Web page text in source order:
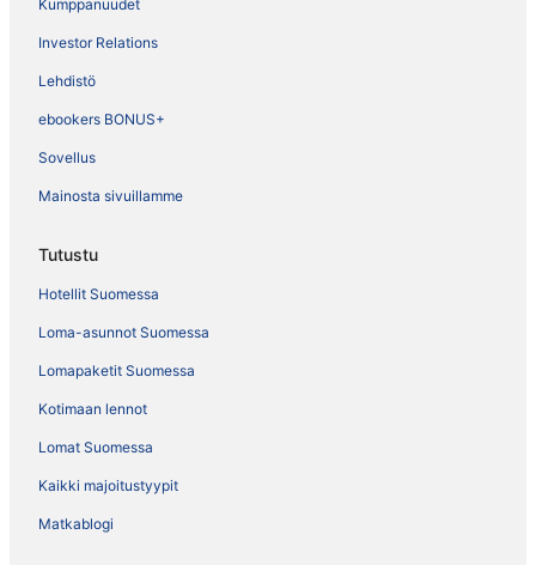
Kumppanuudet
Investor Relations
Lehdistö
ebookers BONUS+
Sovellus
Mainosta sivuillamme
Tutustu
Hotellit Suomessa
Loma-asunnot Suomessa
Lomapaketit Suomessa
Kotimaan lennot
Lomat Suomessa
Kaikki majoitustyypit
Matkablogi